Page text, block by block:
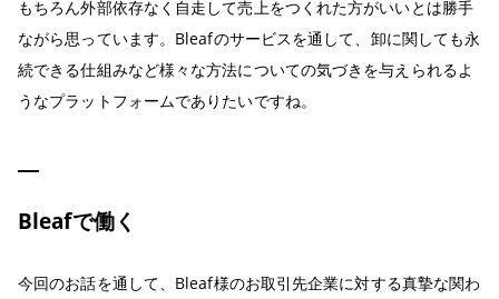
もちろん外部依存なく自走して売上をつくれた方がいいとは勝手
ながら思っています。Bleafのサービスを通して、卸に関しても永
続できる仕組みなど様々な方法についての気づきを与えられるよ
うなプラットフォームでありたいですね。
Bleafで働く
今回のお話を通して、Bleaf様のお取引先企業に対する真摯な関わ